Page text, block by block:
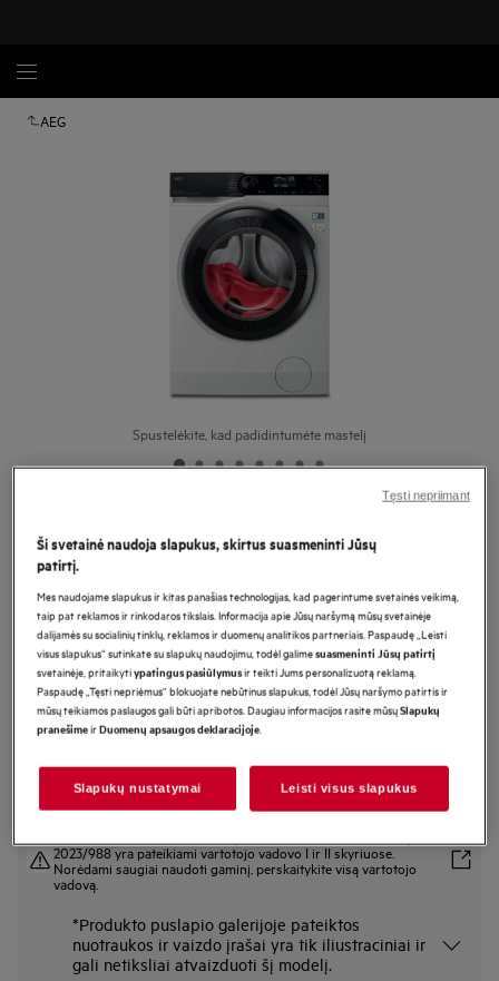
AEG
Spustelėkite, kad padidintumėte mastelį
Skalbyklė 7000 serija „ProSteam®“
„UniversalDose“ 8 kg
Gaminio informacijos lapas
Pagrindiniai privalumai
7000 serijos „ProSteam®“ skalbyklė taupo vandenį ir rūpinasi drabužiais.
„Steam Refresh“ neutralizuoja kvapus* ir atgaivina drabužius.
Į „UniversalDose“ galima pilti bet kokį skalbiklį, įskaitant skalbimo kapsules.
2023/988 yra pateikiami vartotojo vadovo I ir II skyriuose.
Norėdami saugiai naudoti gaminį, perskaitykite visą vartotojo
vadovą.
*Produkto puslapio galerijoje pateiktos
nuotraukos ir vaizdo įrašai yra tik iliustraciniai ir
gali netiksliai atvaizduoti šį modelį.
Ši svetainė naudoja slapukus, skirtus suasmeninti Jūsų
patirtį.
Mes naudojame slapukus ir kitas panašias technologijas, kad pagerintume svetainės veikimą,
taip pat reklamos ir rinkodaros tikslais. Informacija apie Jūsų naršymą mūsų svetainėje
dalijamės su socialinių tinklų, reklamos ir duomenų analitikos partneriais. Paspaudę „Leisti
visus slapukus“ sutinkate su slapukų naudojimu, todėl galimesuasmeninti Jūsų patirtį
svetainėje, pritaikytiypatingus pasiūlymusir teikti Jums personalizuotą reklamą.
Paspaudę „Tęsti nepriėmus“ blokuojate nebūtinus slapukus, todėl Jūsų naršymo patirtis ir
mūsų teikiamos paslaugos gali būti apribotos. Daugiau informacijos rasite mūsųSlapukų
pranešimeirDuomenų apsaugos deklaracijoje.
Slapukų nustatymai Leisti visus slapukus
Tęsti nepriimant